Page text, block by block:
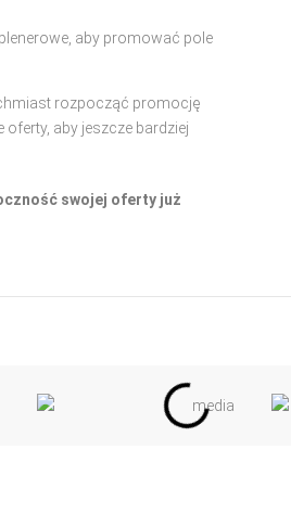
aby promować pole
rozpocząć promocję
aby jeszcze bardziej
swojej oferty już